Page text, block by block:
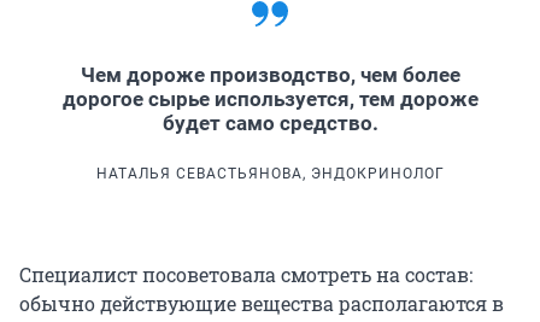
Чем дороже производство, чем более
дорогое сырье используется, тем дороже
будет само средство.
НАТАЛЬЯ СЕВАСТЬЯНОВА, ЭНДОКРИНОЛОГ
Специалист посоветовала смотреть на состав:
обычно действующие вещества располагаются в